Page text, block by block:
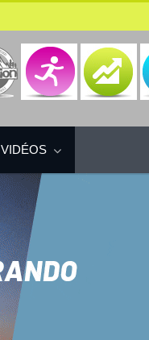
VIDÉOS